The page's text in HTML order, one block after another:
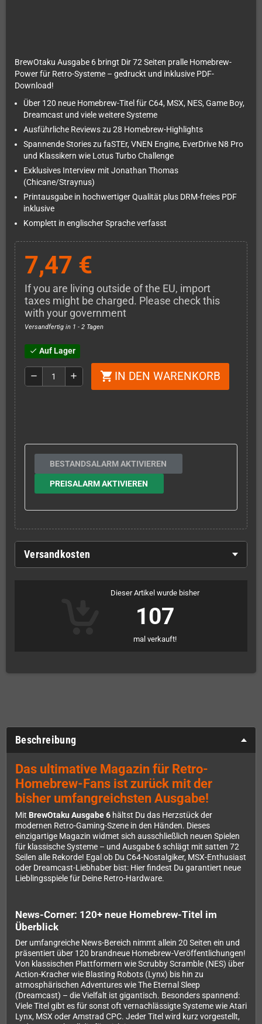
BrewOtaku Ausgabe 6 bringt Dir 72 Seiten pralle Homebrew-
Power für Retro-Systeme – gedruckt und inklusive PDF-
Download!
Über 120 neue Homebrew-Titel für C64, MSX, NES, Game Boy,
Dreamcast und viele weitere Systeme
Ausführliche Reviews zu 28 Homebrew-Highlights
Spannende Stories zu faSTEr, VNEN Engine, EverDrive N8 Pro
und Klassikern wie Lotus Turbo Challenge
Exklusives Interview mit Jonathan Thomas
(Chicane/Straynus)
Printausgabe in hochwertiger Qualität plus DRM-freies PDF
inklusive
Komplett in englischer Sprache verfasst
7,47 €
If you are living outside of the EU, import
taxes might be charged. Please check this
with your government
Versandfertig in 1 - 2 Tagen
check Auf Lager
remove add shopping_cart IN DEN WARENKORB
BESTANDSALARM AKTIVIEREN
PREISALARM AKTIVIEREN
Versandkosten
Dieser Artikel wurde bisher
107
mal verkauft!
Beschreibung
Das ultimative Magazin für Retro-
Homebrew-Fans ist zurück mit der
bisher umfangreichsten Ausgabe!
Mit BrewOtaku Ausgabe 6 hältst Du das Herzstück der
modernen Retro-Gaming-Szene in den Händen. Dieses
einzigartige Magazin widmet sich ausschließlich neuen Spielen
für klassische Systeme – und Ausgabe 6 schlägt mit satten 72
Seilen alle Rekorde! Egal ob Du C64-Nostalgiker, MSX-Enthusiast
oder Dreamcast-Liebhaber bist: Hier findest Du garantiert neue
Lieblingsspiele für Deine Retro-Hardware.
News-Corner: 120+ neue Homebrew-Titel im
Überblick
Der umfangreiche News-Bereich nimmt allein 20 Seiten ein und
präsentiert über 120 brandneue Homebrew-Veröffentlichungen!
Von klassischen Plattformern wie Scrubby Scramble (NES) über
Action-Kracher wie Blasting Robots (Lynx) bis hin zu
atmosphärischen Adventures wie The Eternal Sleep
(Dreamcast) – die Vielfalt ist gigantisch. Besonders spannend:
Viele Titel gibt es für sonst oft vernachlässigte Systeme wie Atari
Lynx, MSX oder Amstrad CPC. Jeder Titel wird kurz vorgestellt,